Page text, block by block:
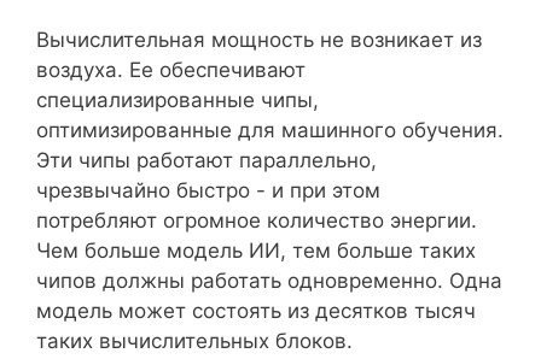
Вычислительная мощность не возникает из
воздуха. Ее обеспечивают
специализированные чипы,
оптимизированные для машинного обучения.
Эти чипы работают параллельно,
чрезвычайно быстро - и при этом
потребляют огромное количество энергии.
Чем больше модель ИИ, тем больше таких
чипов должны работать одновременно. Одна
модель может состоять из десятков тысяч
таких вычислительных блоков.